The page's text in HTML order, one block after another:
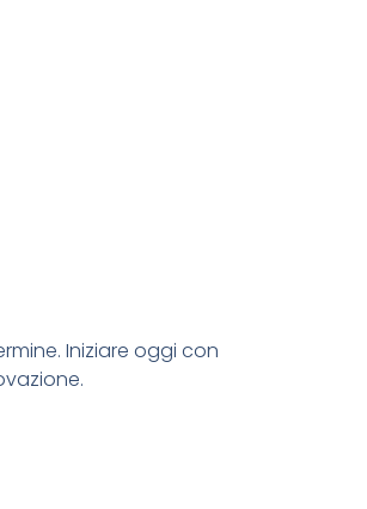
Iniziare oggi con